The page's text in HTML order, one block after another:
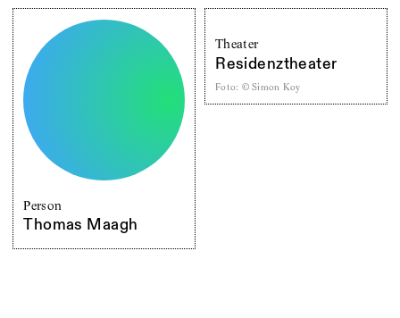
Person
Thomas Maagh
Theater
Residenztheater
Foto: © Simon Koy